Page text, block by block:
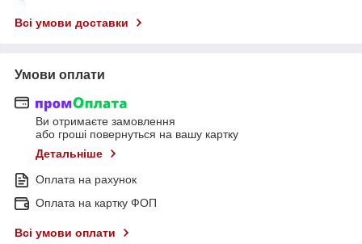
Всі умови доставки
Умови оплати
Ви отримаєте замовлення
або гроші повернуться на вашу картку
Детальніше
Оплата на рахунок
Оплата на картку ФОП
Всі умови оплати